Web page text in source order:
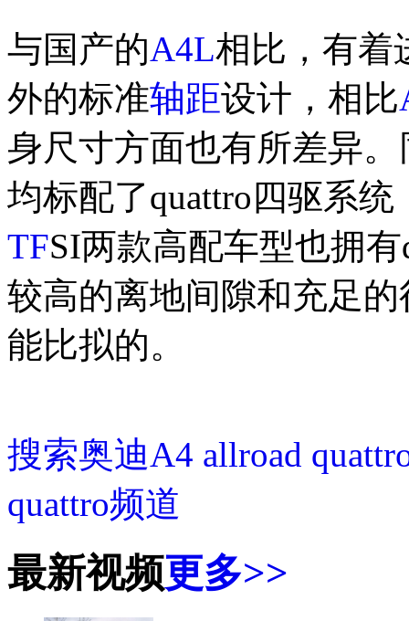
与国产的A4L相比，有着
外的标准轴距设计，相比
身尺寸方面也有所差异。
均标配了quattro四驱系统
TFSI两款高配车型也拥
较高的离地间隙和充足
能比拟的。
搜索奥迪A4 allroad
quattro频道
最新视频更多>>